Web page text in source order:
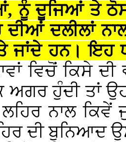
ਨੂੰ ਦੂਜਿਆਂ ਤੇ
ਦੀਆਂ ਦਲੀਲਾਂ
ਜਾਂਦੇ ਹਨ। ਇਹ
ਵਿਚੋਂ ਕਿਸੇ
ਅਗਰ ਹੁੰਦੀ ਤਾਂ
ਲਹਿਰ ਨਾਲ
ਦੀ ਬੁਨਿਆਦ